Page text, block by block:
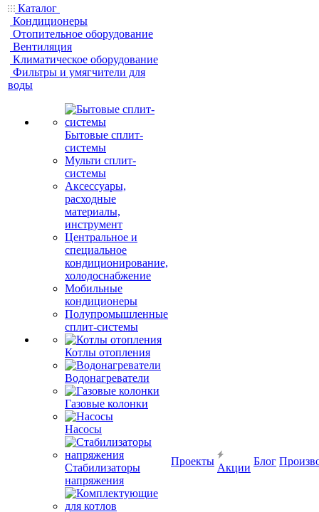
Каталог
Кондиционеры
Отопительное оборудование
Вентиляция
Климатическое оборудование
Фильтры и умягчители для
воды
Бытовые сплит-
системы
Мульти сплит-
системы
Аксессуары,
расходные
материалы,
инструмент
Центральное и
специальное
кондиционирование,
холодоснабжение
Мобильные
кондиционеры
Полупромышленные
сплит-системы
Котлы отопления
Водонагреватели
Газовые колонки
Насосы
Стабилизаторы
напряжения
Проекты
Акции
Блог